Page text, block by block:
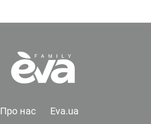
Про нас
Eva.ua